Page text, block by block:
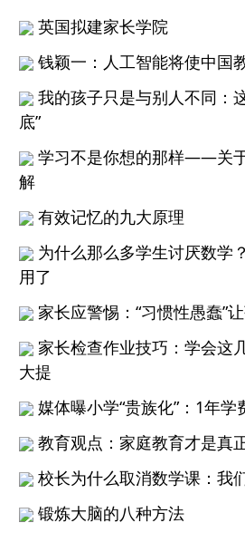
英国拟建家长学院
钱颖一：人工智能将使中国
我的孩子只是与别人不同：
底”
学习不是你想的那样——关
解
有效记忆的九大原理
为什么那么多学生讨厌数学
用了
家长应警惕：“习惯性愚蠢”
家长检查作业技巧：学会这
大提
媒体曝小学“贵族化”：1年
教育观点：家庭教育才是真
校长为什么取消数学课：我
锻炼大脑的八种方法